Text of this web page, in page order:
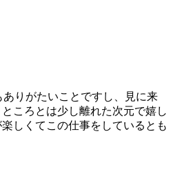
りがたいことですし、見に来
ころとは少し離れた次元で嬉し
しくてこの仕事をしているとも